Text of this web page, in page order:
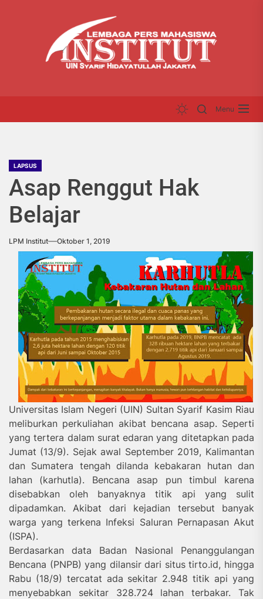
Menu
LAPSUS
Asap Renggut Hak
Belajar
LPM Institut Oktober 1, 2019
Universitas Islam Negeri (UIN) Sultan Syarif Kasim Riau
meliburkan perkuliahan akibat bencana asap. Seperti
yang tertera dalam surat edaran yang ditetapkan pada
Jumat (13/9). Sejak awal September 2019, Kalimantan
dan Sumatera tengah dilanda kebakaran hutan dan
lahan (karhutla). Bencana asap pun timbul karena
disebabkan oleh banyaknya titik api yang sulit
dipadamkan. Akibat dari kejadian tersebut banyak
warga yang terkena Infeksi Saluran Pernapasan Akut
(ISPA).
Berdasarkan data Badan Nasional Penanggulangan
Bencana (PNPB) yang dilansir dari situs tirto.id, hingga
Rabu (18/9) tercatat ada sekitar 2.948 titik api yang
menyebabkan sekitar 328.724 lahan terbakar. Tak